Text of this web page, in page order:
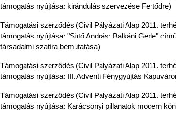
támogatás nyújtása: kirándulás szervezése Fertődre)
Támogatási szerződés (Civil Pályázati Alap 2011.
támogatás nyújtása: "Sütő András: Balkáni Gerle"
társadalmi szatíra bemutatása)
Támogatási szerződés (Civil Pályázati Alap 2011.
támogatás nyújtása: III. Adventi Fénygyújtás
Támogatási szerződés (Civil Pályázati Alap 2011.
támogatás nyújtása: Karácsonyi pillanatok modern